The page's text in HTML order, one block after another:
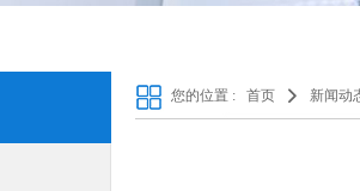
您的位置 : 首页 新闻动